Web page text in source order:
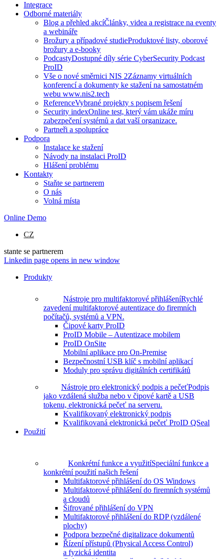
Integrace
Odborné materiály
Blog a přehled akcíČlánky, videa a registrace na eventy
a webináře
Brožury a případové studieProduktové listy, oborové
brožury a e-booky
PodcastyDostupné díly série CyberSecurity Podcast
ProID
Vše o nové směrnici NIS 2Záznamy virtuálních
konferencí a dokumenty ke stažení na samostatném
webu www.nis2.tech
ReferenceVybrané projekty s popisem řešení
Security indexOnline test, který vám ukáže míru
zabezpečení systémů a dat vaší organizace.
Partneři a spolupráce
Podpora
Instalace ke stažení
Návody na instalaci ProID
Hlášení problému
Kontakty
Staňte se partnerem
O nás
Volná místa
Online Demo
CZ
stante se partnerem
Linkedin page opens in new window
Produkty
Nástroje pro multifaktorové přihlášeníRychlé
zavedení multifaktorové autentizace do firemních
počítačů, systémů a VPN.
Čipové karty ProID
ProID Mobile – Autentizace mobilem
ProID OnSite
Mobilní aplikace pro On-Premise
Bezpečnostní USB klíč s mobilní aplikací
Moduly pro správu digitálních certifikátů
Nástroje pro elektronický podpis a pečeťPodpis
jako vzdálená služba nebo v čipové kartě a USB
tokenu, elektronická pečeť na serveru.
Kvalifikovaný elektronický podpis
Kvalifikovaná elektronická pečeť ProID QSeal
Použití
Konkrétní funkce a využitíSpeciální funkce a
konkrétní použití našich řešení
Multifaktorové přihlášení do OS Windows
Multifaktorové přihlášení do firemních systémů
a cloudů
Šifrované přihlášení do VPN
Multifaktorové přihlášení do RDP (vzdálené
plochy)
Podpora bezpečné digitalizace dokumentů
Řízení přístupů (Physical Access Control)
a fyzická identita